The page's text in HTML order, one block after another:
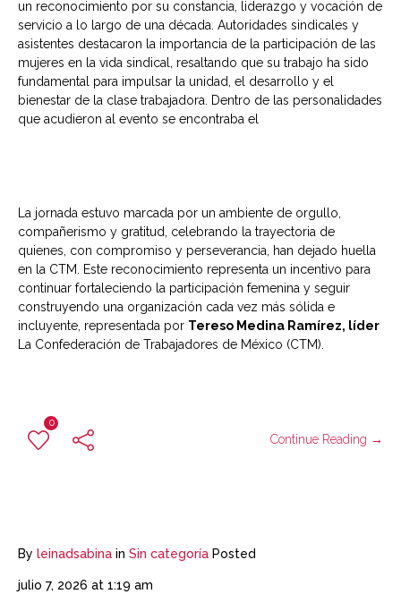
un reconocimiento por su constancia, liderazgo y vocación de
servicio a lo largo de una década. Autoridades sindicales y
asistentes destacaron la importancia de la participación de las
mujeres en la vida sindical, resaltando que su trabajo ha sido
fundamental para impulsar la unidad, el desarrollo y el
bienestar de la clase trabajadora. Dentro de las personalidades
que acudieron al evento se encontraba el
La jornada estuvo marcada por un ambiente de orgullo,
compañerismo y gratitud, celebrando la trayectoria de
quienes, con compromiso y perseverancia, han dejado huella
en la CTM. Este reconocimiento representa un incentivo para
continuar fortaleciendo la participación femenina y seguir
construyendo una organización cada vez más sólida e
incluyente, representada por Tereso Medina Ramírez, líder
La Confederación de Trabajadores de México (CTM).
0
Continue Reading →
By leinadsabina in Sin categoría Posted
julio 7, 2026 at 1:19 am